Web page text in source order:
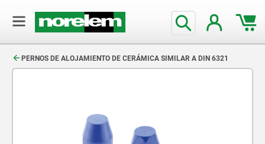
PERNOS DE ALOJAMIENTO DE CERÁMICA SIMILAR A DIN 6321